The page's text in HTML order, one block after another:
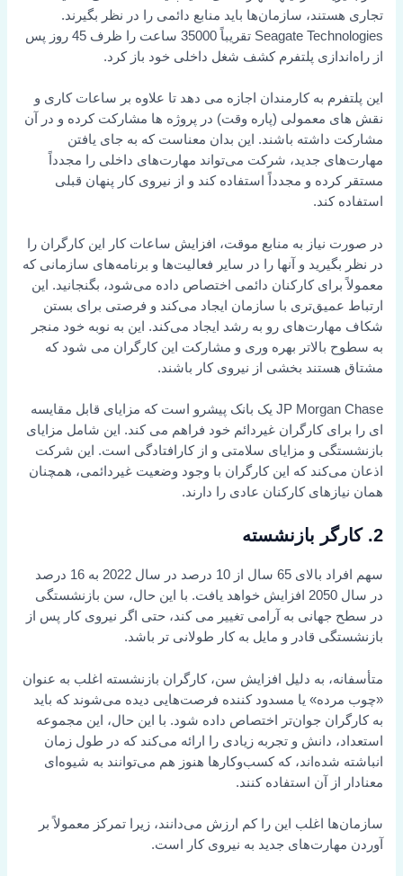
تجاری هستند، سازمان‌ها باید منابع دائمی را در نظر بگیرند.
Seagate Technologies تقریباً 35000 ساعت را ظرف 45 روز پس
از راه‌اندازی پلتفرم کشف شغل داخلی خود باز کرد.
این پلتفرم به کارمندان اجازه می دهد تا علاوه بر ساعات کاری و
نقش های معمولی (پاره وقت) در پروژه ها مشارکت کرده و در آن
مشارکت داشته باشند. این بدان معناست که به جای یافتن
مهارت‌های جدید، شرکت می‌تواند مهارت‌های داخلی را مجدداً
مستقر کرده و مجدداً استفاده کند و از نیروی کار پنهان قبلی
استفاده کند.
در صورت نیاز به منابع موقت، افزایش ساعات کار این کارگران را
در نظر بگیرید و آنها را در سایر فعالیت‌ها و برنامه‌های سازمانی که
معمولاً برای کارکنان دائمی اختصاص داده می‌شود، بگنجانید. این
ارتباط عمیق‌تری با سازمان ایجاد می‌کند و فرصتی برای بستن
شکاف مهارت‌های رو به رشد ایجاد می‌کند. این به نوبه خود منجر
به سطوح بالاتر بهره وری و مشارکت این کارگران می شود که
مشتاق هستند بخشی از نیروی کار باشند.
JP Morgan Chase یک بانک پیشرو است که مزایای قابل مقایسه
ای را برای کارگران غیردائم خود فراهم می کند. این شامل مزایای
بازنشستگی و مزایای سلامتی و از کارافتادگی است. این شرکت
اذعان می‌کند که این کارگران با وجود وضعیت غیردائمی، همچنان
همان نیازهای کارکنان عادی را دارند.
2. کارگر بازنشسته
سهم افراد بالای 65 سال از 10 درصد در سال 2022 به 16 درصد
در سال 2050 افزایش خواهد یافت. با این حال، سن بازنشستگی
در سطح جهانی به آرامی تغییر می کند، حتی اگر نیروی کار پس از
بازنشستگی قادر و مایل به کار طولانی تر باشد.
متأسفانه، به دلیل افزایش سن، کارگران بازنشسته اغلب به عنوان
«چوب مرده» یا مسدود کننده فرصت‌هایی دیده می‌شوند که باید
به کارگران جوان‌تر اختصاص داده شود. با این حال، این مجموعه
استعداد، دانش و تجربه زیادی را ارائه می‌کند که در طول زمان
انباشته شده‌اند، که کسب‌وکارها هنوز هم می‌توانند به شیوه‌ای
معنادار از آن استفاده کنند.
سازمان‌ها اغلب این را کم ارزش می‌دانند، زیرا تمرکز معمولاً بر
آوردن مهارت‌های جدید به نیروی کار است.